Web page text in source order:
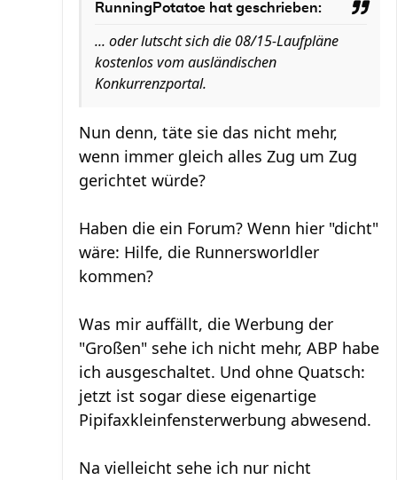
RunningPotatoe hat geschrieben:
... oder lutscht sich die 08/15-Laufpläne
kostenlos vom ausländischen
Konkurrenzportal.
Nun denn, täte sie das nicht mehr,
wenn immer gleich alles Zug um Zug
gerichtet würde?
Haben die ein Forum? Wenn hier "dicht"
wäre: Hilfe, die Runnersworldler
kommen?
Was mir auffällt, die Werbung der
"Großen" sehe ich nicht mehr, ABP habe
ich ausgeschaltet. Und ohne Quatsch:
jetzt ist sogar diese eigenartige
Pipifaxkleinfensterwerbung abwesend.
Na vielleicht sehe ich nur nicht